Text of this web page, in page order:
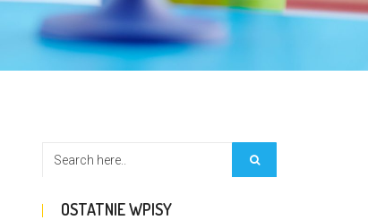
OSTATNIE WPISY